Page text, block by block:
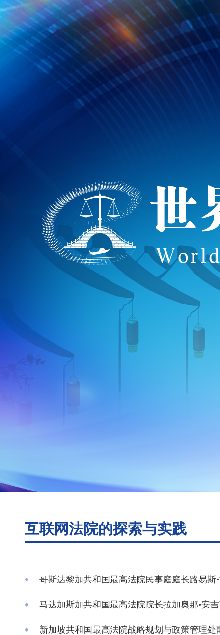
互联网法院的探索与实践
哥斯达黎加共和国最高法院民事庭庭长路易斯
马达加斯加共和国最高法院院长拉加奥那•安
新加坡共和国最高法院战略规划与政策管理处